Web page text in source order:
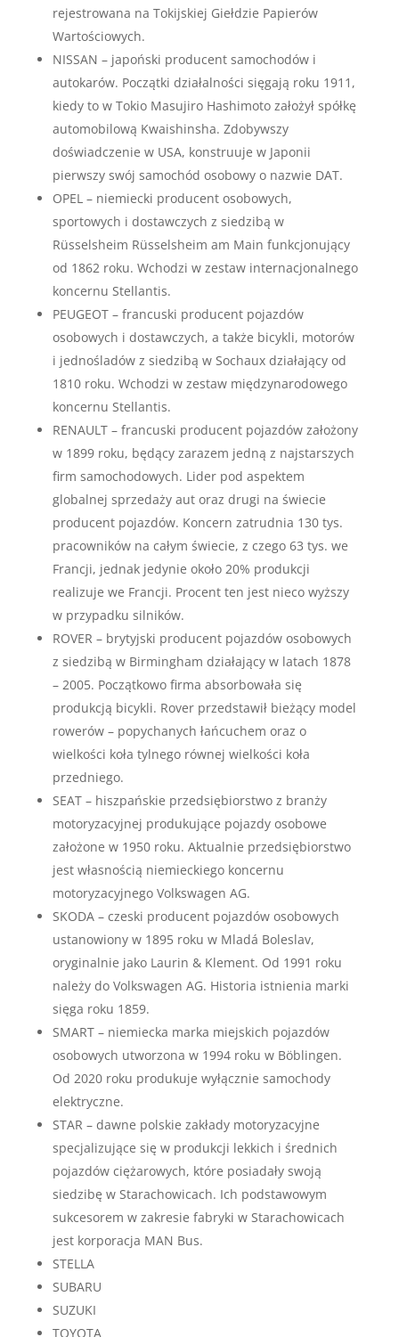
rejestrowana na Tokijskiej Giełdzie Papierów
Wartościowych.
NISSAN – japoński producent samochodów i
autokarów. Początki działalności sięgają roku 1911,
kiedy to w Tokio Masujiro Hashimoto założył spółkę
automobilową Kwaishinsha. Zdobywszy
doświadczenie w USA, konstruuje w Japonii
pierwszy swój samochód osobowy o nazwie DAT.
OPEL – niemiecki producent osobowych,
sportowych i dostawczych z siedzibą w
Rüsselsheim Rüsselsheim am Main funkcjonujący
od 1862 roku. Wchodzi w zestaw internacjonalnego
koncernu Stellantis.
PEUGEOT – francuski producent pojazdów
osobowych i dostawczych, a także bicykli, motorów
i jednośladów z siedzibą w Sochaux działający od
1810 roku. Wchodzi w zestaw międzynarodowego
koncernu Stellantis.
RENAULT – francuski producent pojazdów założony
w 1899 roku, będący zarazem jedną z najstarszych
firm samochodowych. Lider pod aspektem
globalnej sprzedaży aut oraz drugi na świecie
producent pojazdów. Koncern zatrudnia 130 tys.
pracowników na całym świecie, z czego 63 tys. we
Francji, jednak jedynie około 20% produkcji
realizuje we Francji. Procent ten jest nieco wyższy
w przypadku silników.
ROVER – brytyjski producent pojazdów osobowych
z siedzibą w Birmingham działający w latach 1878
– 2005. Początkowo firma absorbowała się
produkcją bicykli. Rover przedstawił bieżący model
rowerów – popychanych łańcuchem oraz o
wielkości koła tylnego równej wielkości koła
przedniego.
SEAT – hiszpańskie przedsiębiorstwo z branży
motoryzacyjnej produkujące pojazdy osobowe
założone w 1950 roku. Aktualnie przedsiębiorstwo
jest własnością niemieckiego koncernu
motoryzacyjnego Volkswagen AG.
SKODA – czeski producent pojazdów osobowych
ustanowiony w 1895 roku w Mladá Boleslav,
oryginalnie jako Laurin & Klement. Od 1991 roku
należy do Volkswagen AG. Historia istnienia marki
sięga roku 1859.
SMART – niemiecka marka miejskich pojazdów
osobowych utworzona w 1994 roku w Böblingen.
Od 2020 roku produkuje wyłącznie samochody
elektryczne.
STAR – dawne polskie zakłady motoryzacyjne
specjalizujące się w produkcji lekkich i średnich
pojazdów ciężarowych, które posiadały swoją
siedzibę w Starachowicach. Ich podstawowym
sukcesorem w zakresie fabryki w Starachowicach
jest korporacja MAN Bus.
STELLA
SUBARU
SUZUKI
TOYOTA